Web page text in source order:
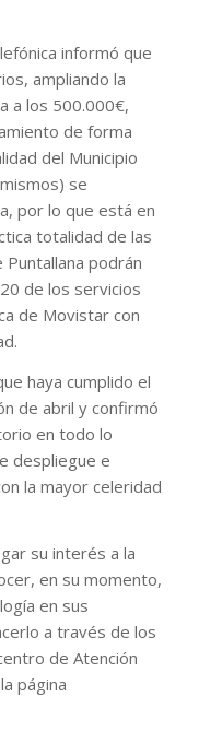
informó que
ampliando la
a los 500.000€,
de forma
del Municipio
se
por lo que está en
totalidad de las
podrán
de los servicios
de Movistar con
haya cumplido el
de abril y confirmó
en todo lo
despliegue e
la mayor celeridad
su interés a la
en su momento,
en sus
a través de los
de Atención
página